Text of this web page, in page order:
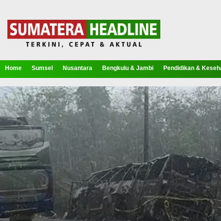
Home Sumsel Nusantara Bengkulu & Jambi Pendidikan &